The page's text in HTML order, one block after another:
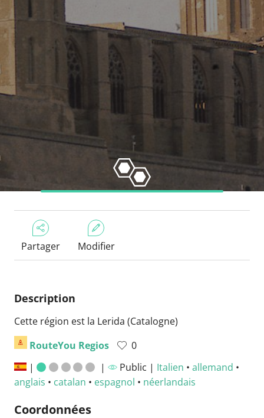
Partager Modifier
Description
Cette région est la Lerida (Catalogne)
RouteYou Regios
0
|
| Public | Italien • allemand •
anglais • catalan • espagnol • néerlandais
Coordonnées